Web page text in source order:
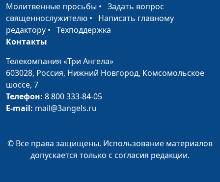
Молитвенные просьбы • Задать вопрос
священнослужителю • Написать главному
редактору • Техподдержка
Контакты
Телекомпания «Три Ангела»
603028, Россия, Нижний Новгород, Комсомольское
шоссе, 7
Телефон: 8 800 333-84-05
E-mail: mail@3angels.ru
© Все права защищены. Использование материалов
допускается только с согласия редакции.